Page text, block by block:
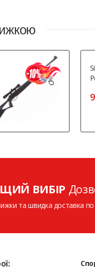
ВИБІР
та швидка доставка по